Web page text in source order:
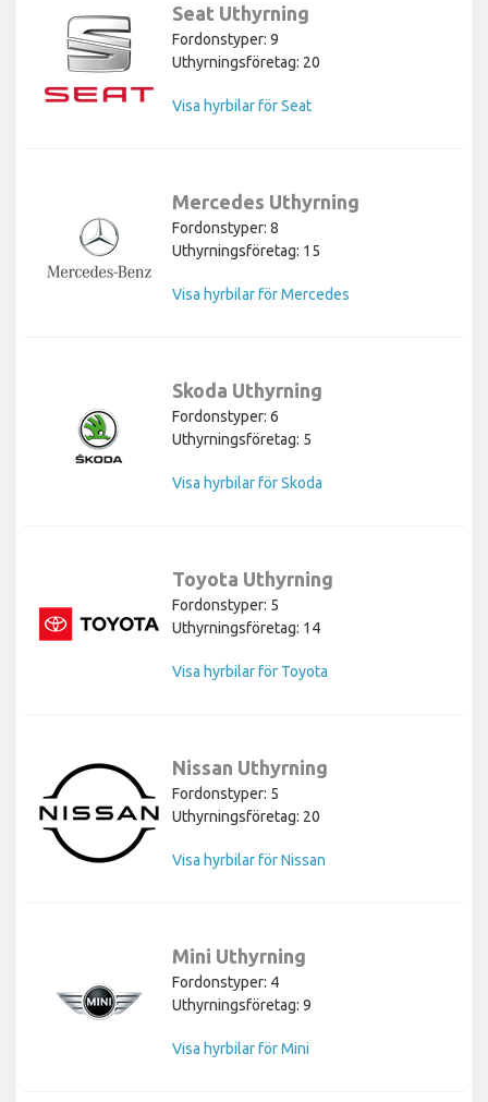
Seat Uthyrning
Fordonstyper: 9
Uthyrningsföretag: 20
Visa hyrbilar för Seat
Mercedes Uthyrning
Fordonstyper: 8
Uthyrningsföretag: 15
Visa hyrbilar för Mercedes
Skoda Uthyrning
Fordonstyper: 6
Uthyrningsföretag: 5
Visa hyrbilar för Skoda
Toyota Uthyrning
Fordonstyper: 5
Uthyrningsföretag: 14
Visa hyrbilar för Toyota
Nissan Uthyrning
Fordonstyper: 5
Uthyrningsföretag: 20
Visa hyrbilar för Nissan
Mini Uthyrning
Fordonstyper: 4
Uthyrningsföretag: 9
Visa hyrbilar för Mini